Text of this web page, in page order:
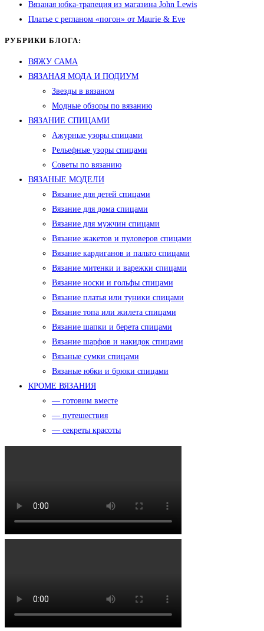
Вязаная юбка-трапеция из магазина John Lewis
Платье с регланом «погон» от Maurie & Eve
РУБРИКИ БЛОГА:
ВЯЖУ САМА
ВЯЗАНАЯ МОДА И ПОДИУМ
Звезды в вязаном
Модные обзоры по вязанию
ВЯЗАНИЕ СПИЦАМИ
Ажурные узоры спицами
Рельефные узоры спицами
Советы по вязанию
ВЯЗАНЫЕ МОДЕЛИ
Вязание для детей спицами
Вязание для дома спицами
Вязание для мужчин спицами
Вязание жакетов и пуловеров спицами
Вязание кардиганов и пальто спицами
Вязание митенки и варежки спицами
Вязание носки и гольфы спицами
Вязание платья или туники спицами
Вязание топа или жилета спицами
Вязание шапки и берета спицами
Вязание шарфов и накидок спицами
Вязаные сумки спицами
Вязаные юбки и брюки спицами
КРОМЕ ВЯЗАНИЯ
— готовим вместе
— путешествия
— секреты красоты